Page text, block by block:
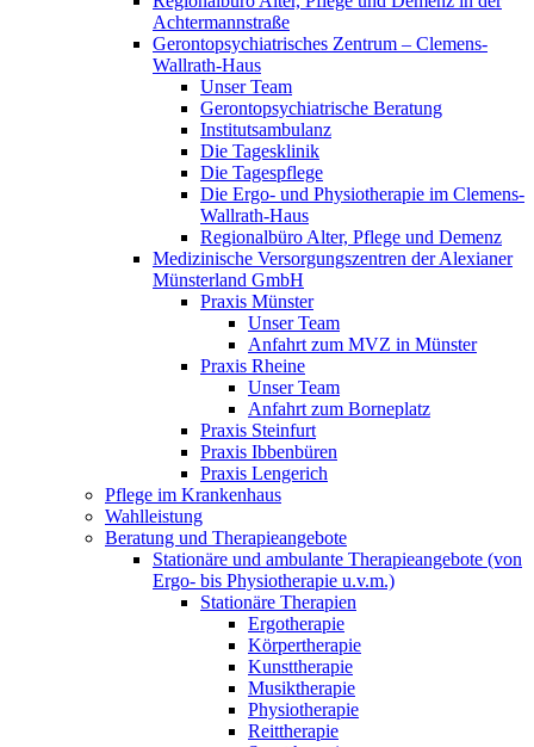
Achtermannstraße
Gerontopsychiatrisches Zentrum – Clemens-
Wallrath-Haus
Unser Team
Gerontopsychiatrische Beratung
Institutsambulanz
Die Tagesklinik
Die Tagespflege
Die Ergo- und Physiotherapie im Clemens-
Wallrath-Haus
Regionalbüro Alter, Pflege und Demenz
Medizinische Versorgungszentren der Alexianer
Münsterland GmbH
Praxis Münster
Unser Team
Anfahrt zum MVZ in Münster
Praxis Rheine
Unser Team
Anfahrt zum Borneplatz
Praxis Steinfurt
Praxis Ibbenbüren
Praxis Lengerich
Pflege im Krankenhaus
Wahlleistung
Beratung und Therapieangebote
Stationäre und ambulante Therapieangebote (von
Ergo- bis Physiotherapie u.v.m.)
Stationäre Therapien
Ergotherapie
Körpertherapie
Kunsttherapie
Musiktherapie
Physiotherapie
Reittherapie